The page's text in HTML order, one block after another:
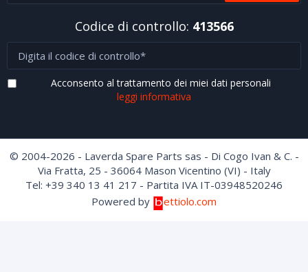
Codice di controllo: 413566
Acconsento al trattamento dei miei dati personali
leggi informativa
© 2004-2026 - Laverda Spare Parts sas - Di Cogo Ivan & C. -
Via Fratta, 25 - 36064 Mason Vicentino (VI) - Italy
Tel: +39 340 13 41 217 - Partita IVA IT-03948520246
Powered by
ettiolo.com